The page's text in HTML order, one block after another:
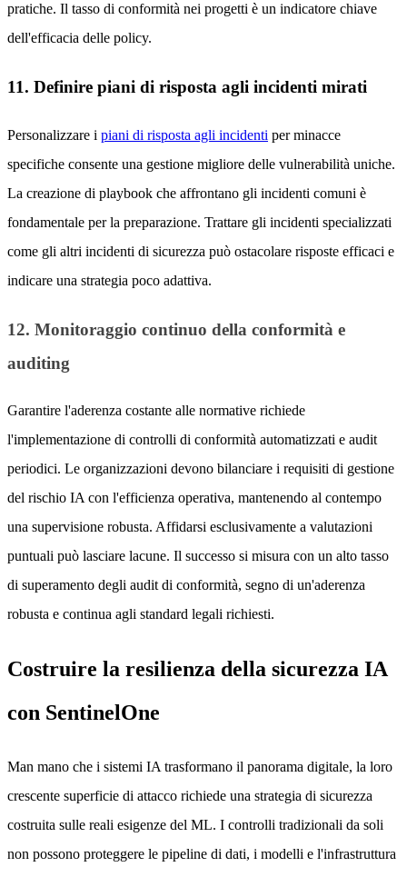
pratiche. Il tasso di conformità nei progetti è un indicatore chiave
dell'efficacia delle policy.
11. Definire piani di risposta agli incidenti mirati
Personalizzare i piani di risposta agli incidenti per minacce
specifiche consente una gestione migliore delle vulnerabilità uniche.
La creazione di playbook che affrontano gli incidenti comuni è
fondamentale per la preparazione. Trattare gli incidenti specializzati
come gli altri incidenti di sicurezza può ostacolare risposte efficaci e
indicare una strategia poco adattiva.
12. Monitoraggio continuo della conformità e
auditing
Garantire l'aderenza costante alle normative richiede
l'implementazione di controlli di conformità automatizzati e audit
periodici. Le organizzazioni devono bilanciare i requisiti di gestione
del rischio IA con l'efficienza operativa, mantenendo al contempo
una supervisione robusta. Affidarsi esclusivamente a valutazioni
puntuali può lasciare lacune. Il successo si misura con un alto tasso
di superamento degli audit di conformità, segno di un'aderenza
robusta e continua agli standard legali richiesti.
Costruire la resilienza della sicurezza IA
con SentinelOne
Man mano che i sistemi IA trasformano il panorama digitale, la loro
crescente superficie di attacco richiede una strategia di sicurezza
costruita sulle reali esigenze del ML. I controlli tradizionali da soli
non possono proteggere le pipeline di dati, i modelli e l'infrastruttura